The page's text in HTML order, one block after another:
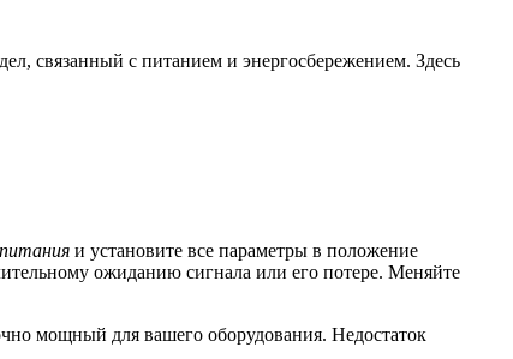
связанный с питанием и энергосбережением. Здесь
и установите все параметры в положение
ожиданию сигнала или его потере. Меняйте
мощный для вашего оборудования. Недостаток